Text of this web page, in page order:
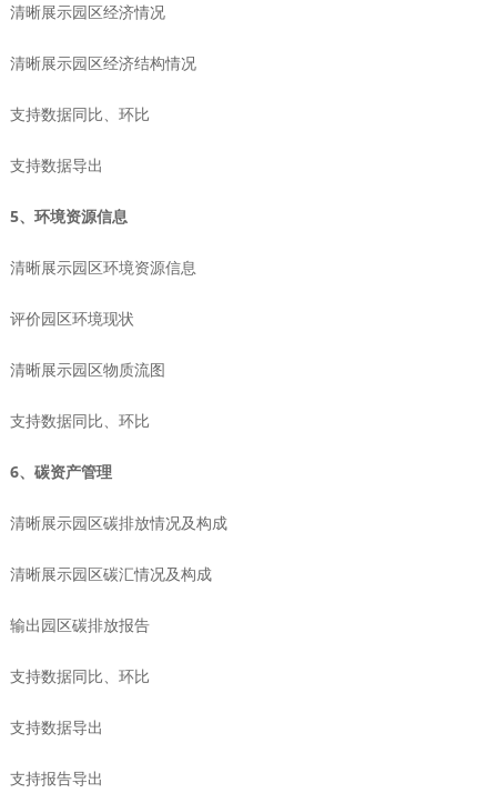
清晰展示园区经济情况
清晰展示园区经济结构情况
支持数据同比、环比
支持数据导出
5、环境资源信息
清晰展示园区环境资源信息
评价园区环境现状
清晰展示园区物质流图
支持数据同比、环比
6、碳资产管理
清晰展示园区碳排放情况及构成
清晰展示园区碳汇情况及构成
输出园区碳排放报告
支持数据同比、环比
支持数据导出
支持报告导出